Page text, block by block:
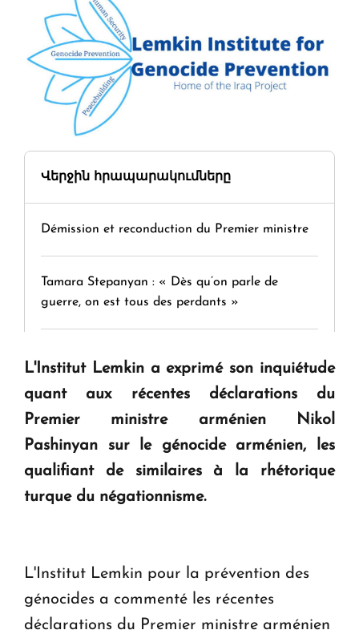
Վերջին հրապարակումները
Démission et reconduction du Premier ministre
Tamara Stepanyan : « Dès qu’on parle de
guerre, on est tous des perdants »
question d'un référendum ne se pose pas. "
KASA : 30 ans d'audace, de résilience et d'avenir
en Arménie
Le premier hôtel Hyatt Regency d'Arménie
L'Institut Lemkin a exprimé son inquiétude
quant aux récentes déclarations du
Premier ministre arménien Nikol
Pashinyan sur le génocide arménien, les
qualifiant de similaires à la rhétorique
turque du négationnisme.
L'Institut Lemkin pour la prévention des
génocides a commenté les récentes
déclarations du Premier ministre arménien